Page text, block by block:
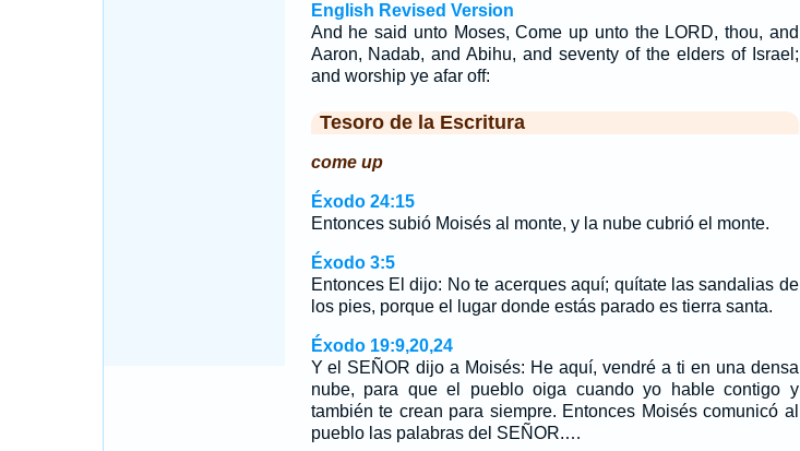
English Revised Version
And he said unto Moses, Come up unto the LORD, thou, and
Aaron, Nadab, and Abihu, and seventy of the elders of Israel;
and worship ye afar off:
Tesoro de la Escritura
come up
Éxodo 24:15
Entonces subió Moisés al monte, y la nube cubrió el monte.
Éxodo 3:5
Entonces El dijo: No te acerques aquí; quítate las sandalias de
los pies, porque el lugar donde estás parado es tierra santa.
Éxodo 19:9,20,24
Y el SEÑOR dijo a Moisés: He aquí, vendré a ti en una densa
nube, para que el pueblo oiga cuando yo hable contigo y
también te crean para siempre. Entonces Moisés comunicó al
pueblo las palabras del SEÑOR.…